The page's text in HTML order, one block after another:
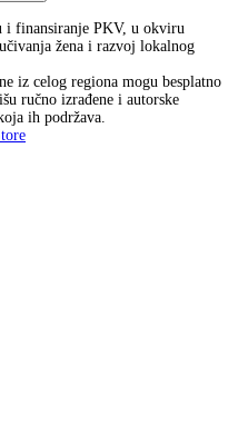
i finansiranje PKV, u okviru
žena i razvoj lokalnog
iz celog regiona mogu besplatno
ručno izrađene i autorske
ih podržava.